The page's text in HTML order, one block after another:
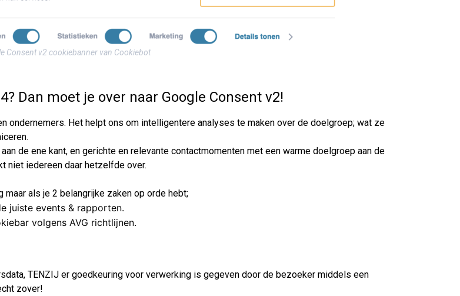
Consent v2 cookiebanner van Cookiebot
Dan moet je over naar Google Consent v2!
ondernemers. Het helpt ons om intelligentere analyses te maken over de doelgroep; wat ze
de ene kant, en gerichte en relevante contactmomenten met een warme doelgroep aan de
niet iedereen daar hetzelfde over.
als je 2 belangrijke zaken op orde hebt;
juiste events & rapporten.
volgens AVG richtlijnen.
TENZIJ er goedkeuring voor verwerking is gegeven door de bezoeker middels een
zover!